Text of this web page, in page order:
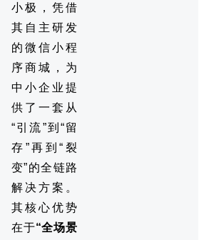
小极，凭借
其自主研发
的微信小程
序商城，为
中小企业提
供了一套从
“引流”到“留
存”再到“裂
变”的全链路
解决方案。
其核心优势
在于“全场景